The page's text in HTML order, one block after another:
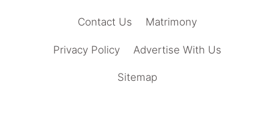
Matrimony
Contact Us
Advertise With Us
Privacy Policy
Sitemap